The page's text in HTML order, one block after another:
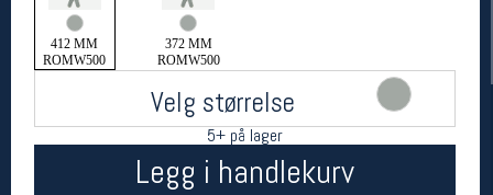
412 MM
ROMW500
372 MM
ROMW500
Velg størrelse
5+ på lager
Legg i handlekurv